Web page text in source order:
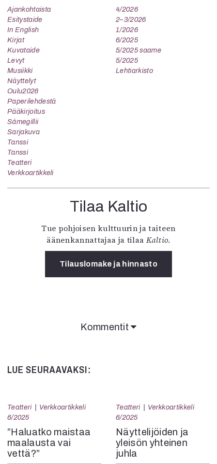
Ajankohtaista
Esitystaide
In English
Kirjat
Kuvataide
Levyt
Musiikki
Näyttelyt
Oulu2026
Paperilehdestä
Pääkirjoitus
Sámegillii
Sarjakuva
Tanssi
Tanssi
Teatteri
Verkkoartikkeli
4/2026
2–3/2026
1/2026
6/2025
5/2025 saame
5/2025
Lehtiarkisto
Tilaa Kaltio
Tue pohjoisen kulttuurin ja taiteen
äänenkannattajaa ja tilaa Kaltio.
Tilauslomake ja hinnasto
Kommentit
LUE SEURAAVAKSI:
Teatteri
Verkkoartikkeli
6/2025
”Haluatko maistaa
maalausta vai
vettä?”
Teatteri
Verkkoartikkeli
6/2025
Näyttelijöiden ja
yleisön yhteinen
juhla